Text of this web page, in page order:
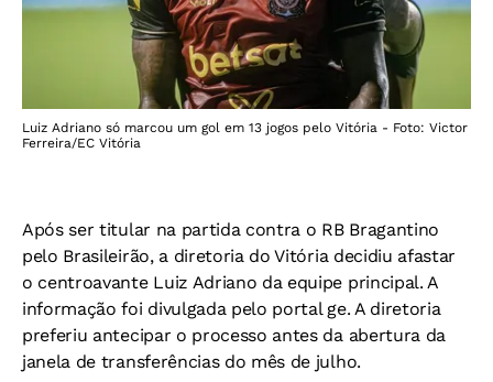
Luiz Adriano só marcou um gol em 13 jogos pelo Vitória - Foto: Victor
Ferreira/EC Vitória
Após ser titular na partida contra o RB Bragantino
pelo Brasileirão, a diretoria do Vitória decidiu afastar
o centroavante Luiz Adriano da equipe principal. A
informação foi divulgada pelo portal ge. A diretoria
preferiu antecipar o processo antes da abertura da
janela de transferências do mês de julho.